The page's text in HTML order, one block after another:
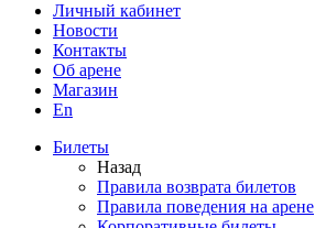
Личный кабинет
Новости
Контакты
Об арене
Магазин
En
Билеты
Назад
Правила возврата билетов
Правила поведения на арене